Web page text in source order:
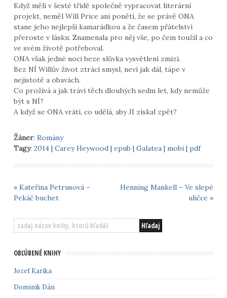
Když měli v šesté třídě společně vypracovat literární
projekt, neměl Will Price ani ponětí, že se právě ONA
stane jeho nejlepší kamarádkou a že časem přátelství
přeroste v lásku. Znamenala pro něj vše, po čem toužil a co
ve svém životě potřeboval.
ONA však jedné noci beze slůvka vysvětlení zmizí.
Bez NÍ Willův život ztrácí smysl, neví jak dál, tápe v
nejistotě a obavách.
Co prožívá a jak tráví těch dlouhých sedm let, kdy nemůže
být s NÍ?
A když se ONA vrátí, co udělá, aby JI získal zpět?
Žáner: Romány
Tagy: 2014| Carey Heywood | epub | Galatea | mobi| pdf
« Kateřina Petrusová –
Pekáč buchet
Henning Mankell – Ve slepé
uličce »
OBĽÚBENÉ KNIHY
Jozef Karika
Dominik Dán